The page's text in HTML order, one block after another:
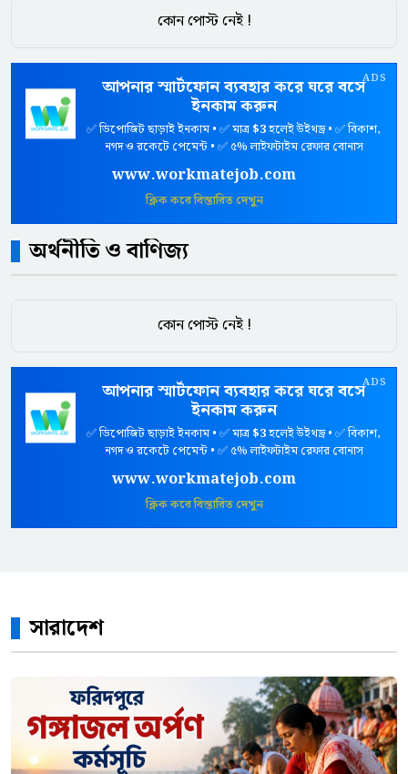
কোন পোস্ট নেই !
ADS
আপনার স্মার্টফোন ব্যবহার করে ঘরে বসে
ইনকাম করুন
✅ ডিপোজিট ছাড়াই ইনকাম • ✅ মাত্র$3হলেই উইথড্র • ✅ বিকাশ,
নগদ ও রকেটে পেমেন্ট • ✅ ৫% লাইফটাইম রেফার বোনাস
www.workmatejob.com
ক্লিক করে বিস্তারিত দেখুন
অর্থনীতি ও বাণিজ্য
কোন পোস্ট নেই !
ADS
আপনার স্মার্টফোন ব্যবহার করে ঘরে বসে
ইনকাম করুন
✅ ডিপোজিট ছাড়াই ইনকাম • ✅ মাত্র$3হলেই উইথড্র • ✅ বিকাশ,
নগদ ও রকেটে পেমেন্ট • ✅ ৫% লাইফটাইম রেফার বোনাস
www.workmatejob.com
ক্লিক করে বিস্তারিত দেখুন
সারাদেশ